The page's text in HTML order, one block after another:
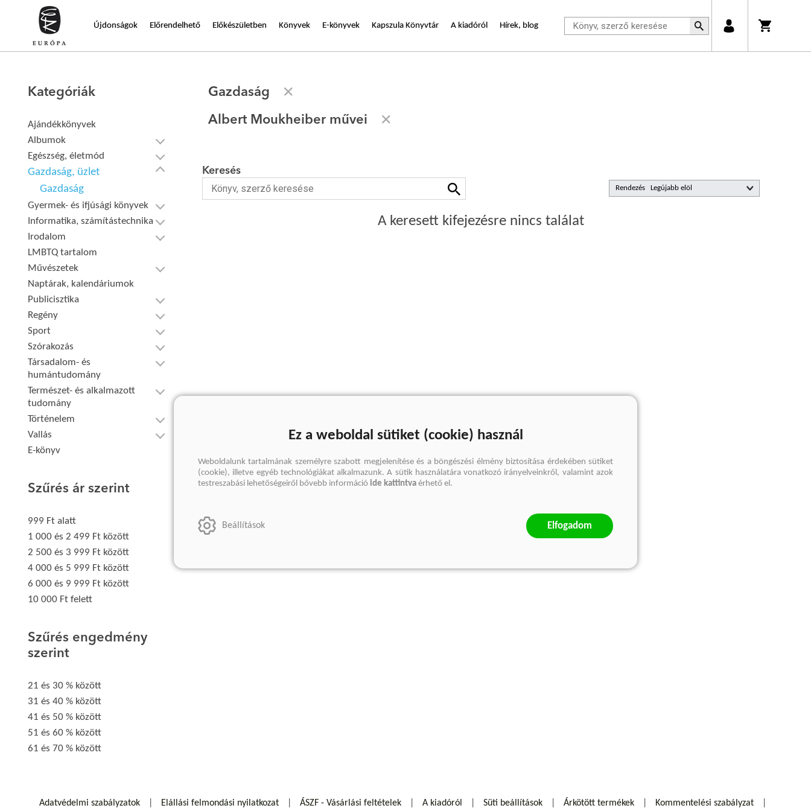
Újdonságok Előrendelhető Előkészületben Könyvek E-könyvek Kapszula Könyvtár A kiadóról Hírek, blog
Kategóriák
Ajándékkönyvek
Albumok
Egészség, életmód
Gazdaság, üzlet
Gazdaság
Gyermek- és ifjúsági könyvek
Informatika, számítástechnika
Irodalom
LMBTQ tartalom
Művészetek
Naptárak, kalendáriumok
Publicisztika
Regény
Sport
Szórakozás
Társadalom- és
humántudomány
Természet- és alkalmazott
tudomány
Történelem
Vallás
E-könyv
Szűrés ár szerint
999 Ft alatt
1 000 és 2 499 Ft között
2 500 és 3 999 Ft között
4 000 és 5 999 Ft között
6 000 és 9 999 Ft között
10 000 Ft felett
Szűrés engedmény
szerint
21 és 30 % között
31 és 40 % között
41 és 50 % között
51 és 60 % között
61 és 70 % között
Gazdaság
Albert Moukheiber művei
Rendezés
Keresés
A keresett kifejezésre nincs találat
Adatvédelmi szabályzatok Elállási felmondási nyilatkozat ÁSZF - Vásárlási feltételek A kiadóról Süti beállítások Árkötött termékek Kommentelési szabályzat
Ez a weboldal sütiket (cookie) használ
Weboldalunk tartalmának személyre szabott megjelenítése és a böngészési élmény biztosítása érdekében sütiket
(cookie), illetve egyéb technológiákat alkalmazunk. A sütik használatára vonatkozó irányelveinkről, valamint azok
testreszabási lehetőségeiről bővebb információ ide kattintva érhető el.
Beállítások Elfogadom